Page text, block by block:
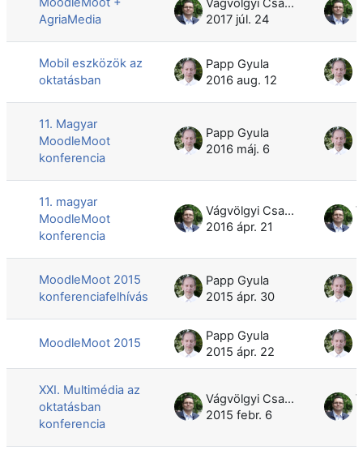
AgriaMedia
Vágvölgyi Csaba
2017 júl. 24
Mobil eszközök az
oktatásban
Papp Gyula
2016 aug. 12
11. Magyar
MoodleMoot
konferencia
Papp Gyula
2016 máj. 6
11. magyar
MoodleMoot
konferencia
Vágvölgyi Csaba
2016 ápr. 21
MoodleMoot 2015
konferenciafelhívás
Papp Gyula
2015 ápr. 30
MoodleMoot 2015
Papp Gyula
2015 ápr. 22
XXI. Multimédia az
oktatásban
konferencia
Vágvölgyi Csaba
2015 febr. 6